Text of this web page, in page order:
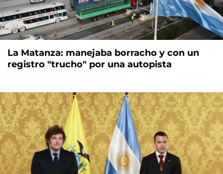
La Matanza: manejaba borracho y con un
registro "trucho" por una autopista